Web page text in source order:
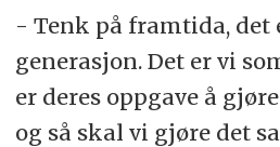
- Tenk på framtida, det
generasjon. Det er vi
er deres oppgave å
og så skal vi gjøre det